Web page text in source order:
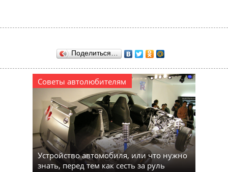
Поделиться…
Советы автолюбителям
Устройство автомобиля, или что нужно
знать, перед тем как сесть за руль